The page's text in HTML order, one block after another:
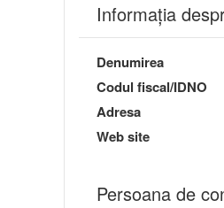
Informaţia
Denumirea
Codul fiscal/IDNO
Adresa
Web site
Persoana de